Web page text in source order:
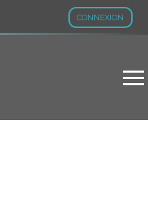
CONNEXION